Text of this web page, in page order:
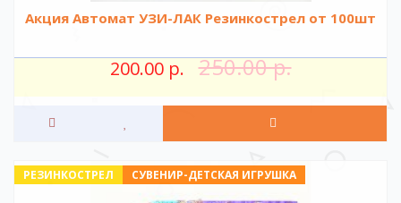
Акция Автомат УЗИ-ЛАК Резинкострел от 100шт
200.00 р. 250.00 р.
СУВЕНИР-ДЕТСКАЯ ИГРУШКА
РЕЗИНКОСТРЕЛ